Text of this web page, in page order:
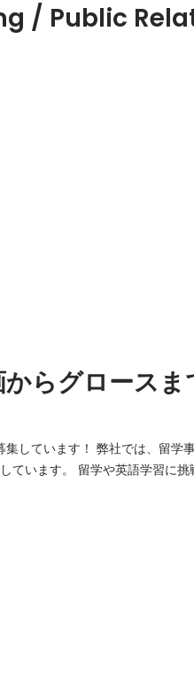
/ Public
らグロースま
事業「スクールウィズ
ています。 留学や英語学習に挑
いただくポジションです。 現在運営